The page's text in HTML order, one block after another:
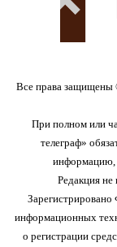
Все права защищены
При полном или
телеграф»
информацию,
Редакция
Зарегистрировано
информационных
о регистрации